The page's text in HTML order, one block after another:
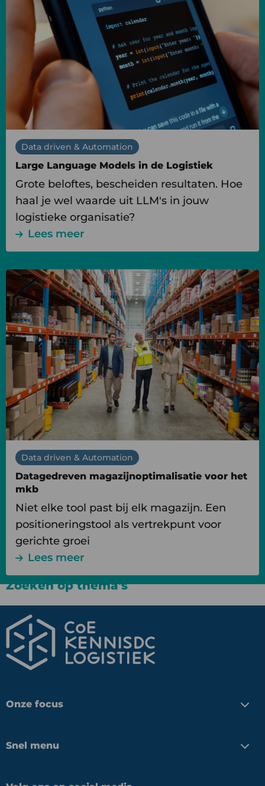
Large Language Models in de Logistiek
Data driven & Automation
Grote beloftes, bescheiden resultaten. Hoe
haal je wel waarde uit LLM's in jouw
logistieke organisatie?
Lees meer
Large
Language
Models
Logistiek
Datagedreven magazijnoptimalisatie voor het
mkb
Data driven & Automation
Niet elke tool past bij elk magazijn. Een
positioneringstool als vertrekpunt voor
gerichte groei
Lees meer
Lees
meer
over
Datagedreven
magazijnoptimalisatie
voor
het
mkb
Zoeken op thema's
Onze focus
Snel menu